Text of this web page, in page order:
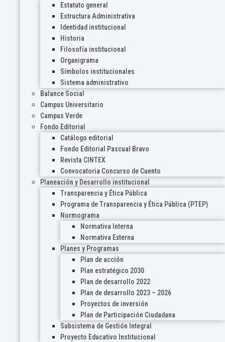
Estatuto general
Estructura Administrativa
Identidad institucional
Historia
Filosofía institucional
Organigrama
Símbolos institucionales
Sistema administrativo
Balance Social
Campus Universitario
Campus Verde
Fondo Editorial
Catálogo editorial
Fondo Editorial Pascual Bravo
Revista CINTEX
Convocatoria Concurso de Cuento
Planeación y Desarrollo institucional
Transparencia y Ética Pública
Programa de Transparencia y Ética Pública (PTEP)
Normograma
Normativa Interna
Normativa Externa
Planes y Programas
Plan de acción
Plan estratégico 2030
Plan de desarrollo 2022
Plan de desarrollo 2023 – 2026
Proyectos de inversión
Plan de Participación Ciudadana
Subsistema de Gestión Integral
Proyecto Educativo Institucional